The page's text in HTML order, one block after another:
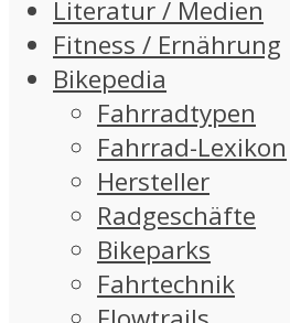
Literatur / Medien
Fitness / Ernährung
Bikepedia
Fahrradtypen
Fahrrad-Lexikon
Hersteller
Radgeschäfte
Bikeparks
Fahrtechnik